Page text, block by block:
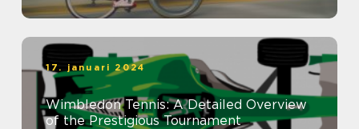
17. januari 2024
Wimbledon Tennis: A Detailed Overview
of the Prestigious Tournament